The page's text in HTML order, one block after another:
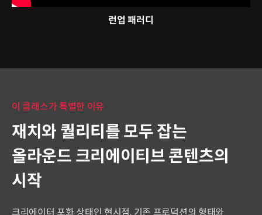
런업 패러디
이 클래스가 특별한 이유
재치와 퀄리티를 모두 잡는
올라운드 크리에이티브 콘텐츠의
시작
크리에이터 포화 상태인 현시점, 기존 프로덕션의 형태와